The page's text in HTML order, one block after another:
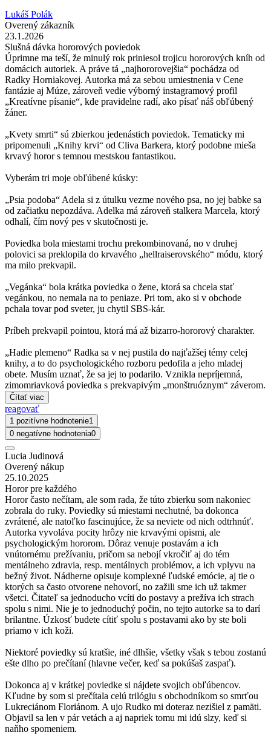
Lukáš Polák
Overený zákazník
23.1.2026
Slušná dávka hororových poviedok
Úprimne ma teší, že minulý rok priniesol trojicu hororových kníh od
domácich autoriek. A práve tá „najhororovejšia“ pochádza od
Radky Horniakovej. Autorka má za sebou umiestnenia v Cene
fantázie aj Múze, zároveň vedie výborný instagramový profil
„Kreatívne písanie“, kde pravidelne radí, ako písať náš obľúbený
žáner.
„Kvety smrti“ sú zbierkou jedenástich poviedok. Tematicky mi
pripomenuli „Knihy krvi“ od Cliva Barkera, ktorý podobne mieša
krvavý horor s temnou mestskou fantastikou.
Vyberám tri moje obľúbené kúsky:
„Psia podoba“ Adela si z útulku vezme nového psa, no jej babke sa
od začiatku nepozdáva. Adelka má zároveň stalkera Marcela, ktorý
odhalí, čím nový pes v skutočnosti je.
Poviedka bola miestami trochu prekombinovaná, no v druhej
polovici sa preklopila do krvavého „hellraiserovského“ módu, ktorý
ma milo prekvapil.
„Vegánka“ bola krátka poviedka o žene, ktorá sa chcela stať
vegánkou, no nemala na to peniaze. Pri tom, ako si v obchode
pchala tovar pod sveter, ju chytil SBS-kár.
Príbeh prekvapil pointou, ktorá má až bizarro-hororový charakter.
„Hadie plemeno“ Radka sa v nej pustila do najťažšej témy celej
knihy, a to do psychologického rozboru pedofila a jeho mladej
obete. Musím uznať, že sa jej to podarilo. Vznikla nepríjemná,
zimomriavková poviedka s prekvapivým „monštruóznym“ záverom.
Čítať viac
reagovať
1 pozitívne hodnotenie1
0 negatívne hodnotenia0
Lucia Judinová
Overený nákup
25.10.2025
Horor pre každého
Horor často nečítam, ale som rada, že túto zbierku som nakoniec
zobrala do ruky. Poviedky sú miestami nechutné, ba dokonca
zvrátené, ale natoľko fascinujúce, že sa neviete od nich odtrhnúť.
Autorka vyvoláva pocity hrôzy nie krvavými opismi, ale
psychologickým hororom. Dôraz venuje postavám a ich
vnútornému prežívaniu, pričom sa nebojí vkročiť aj do tém
mentálneho zdravia, resp. mentálnych problémov, a ich vplyvu na
bežný život. Nádherne opisuje komplexné ľudské emócie, aj tie o
ktorých sa často otvorene nehovorí, no zažili sme ich už takmer
všetci. Čitateľ sa jednoducho vcíti do postavy a prežíva ich strach
spolu s nimi. Nie je to jednoduchý počin, no tejto autorke sa to darí
brilantne. Úzkosť budete cítiť spolu s postavami ako by ste boli
priamo v ich koži.
Niektoré poviedky sú kratšie, iné dlhšie, všetky však s tebou zostanú
ešte dlho po prečítaní (hlavne večer, keď sa pokúšaš zaspať).
Dokonca aj v krátkej poviedke si nájdete svojich obľúbencov.
Kľudne by som si prečítala celú trilógiu s obchodníkom so smrťou
Lukreciánom Floriánom. A ujo Rudko mi doteraz nezišiel z pamäti.
Objavil sa len v pár vetách a aj napriek tomu mi idú slzy, keď si
naňho spomeniem.